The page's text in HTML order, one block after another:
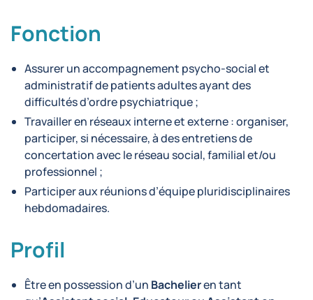
Fonction
Assurer un accompagnement psycho-social et
administratif de patients adultes ayant des
difficultés d’ordre psychiatrique ;
Travailler en réseaux interne et externe : organiser,
participer, si nécessaire, à des entretiens de
concertation avec le réseau social, familial et/ou
professionnel ;
Participer aux réunions d’équipe pluridisciplinaires
hebdomadaires.
Profil
Être en possession d’un Bachelieren tant